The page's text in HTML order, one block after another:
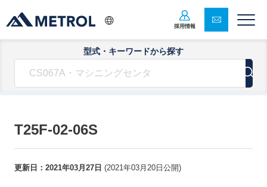
採用情報
型式・キーワードから探す
T25F-02-06S
更新日： 2021年03月27日 (2021年03月20日 公開)